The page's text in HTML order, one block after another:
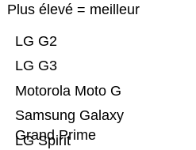
Plus élevé = meilleur
LG Spirit
Samsung Galaxy
Grand Prime
Motorola Moto G
LG G3
LG G2